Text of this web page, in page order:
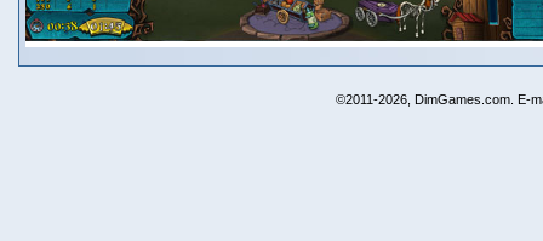
©2011-2026, DimGames.com. E-